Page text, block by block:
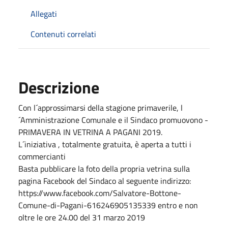
Allegati
Contenuti correlati
Descrizione
Con l´approssimarsi della stagione primaverile, l
´Amministrazione Comunale e il Sindaco promuovono -
PRIMAVERA IN VETRINA A PAGANI 2019.
L´iniziativa , totalmente gratuita, è aperta a tutti i
commercianti
Basta pubblicare la foto della propria vetrina sulla
pagina Facebook del Sindaco al seguente indirizzo:
https://www.facebook.com/Salvatore-Bottone-
Comune-di-Pagani-616246905135339 entro e non
oltre le ore 24.00 del 31 marzo 2019